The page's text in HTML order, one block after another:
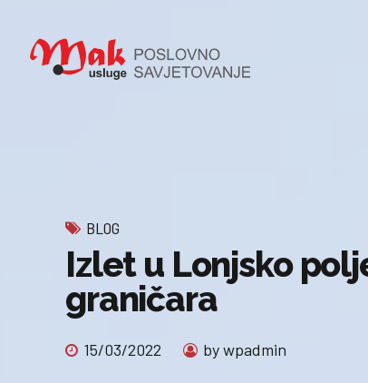
BLOG
Izlet u Lonjsko
graničara
15/03/2022 by wpadmin